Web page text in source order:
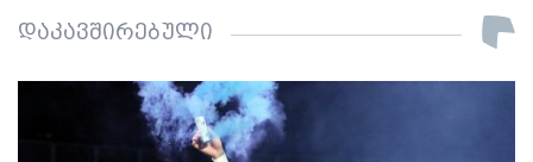
დაკავშირებული